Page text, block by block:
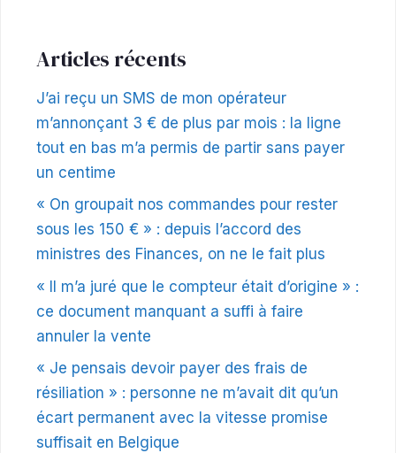
Articles récents
J’ai reçu un SMS de mon opérateur
m’annonçant 3 € de plus par mois : la ligne
tout en bas m’a permis de partir sans payer
un centime
« On groupait nos commandes pour rester
sous les 150 € » : depuis l’accord des
ministres des Finances, on ne le fait plus
« Il m’a juré que le compteur était d’origine » :
ce document manquant a suffi à faire
annuler la vente
« Je pensais devoir payer des frais de
résiliation » : personne ne m’avait dit qu’un
écart permanent avec la vitesse promise
suffisait en Belgique